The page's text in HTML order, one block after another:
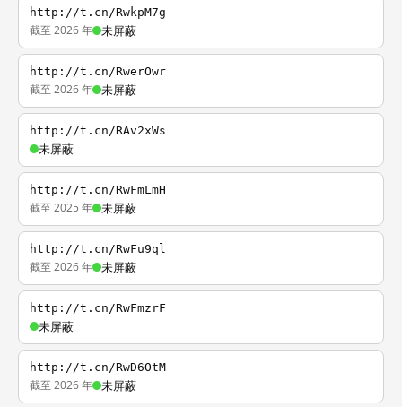
http://t.cn/RwkpM7g
截至 2026 年 未屏蔽
http://t.cn/RwerOwr
截至 2026 年 未屏蔽
http://t.cn/RAv2xWs
未屏蔽
http://t.cn/RwFmLmH
截至 2025 年 未屏蔽
http://t.cn/RwFu9ql
截至 2026 年 未屏蔽
http://t.cn/RwFmzrF
未屏蔽
http://t.cn/RwD6OtM
截至 2026 年 未屏蔽